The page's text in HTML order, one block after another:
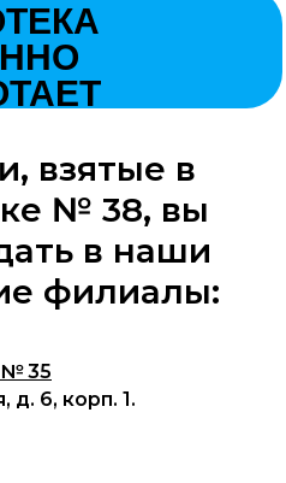
взятые в
№ 38, вы
в наши
филиалы:
№ 35
д. 6, корп. 1.